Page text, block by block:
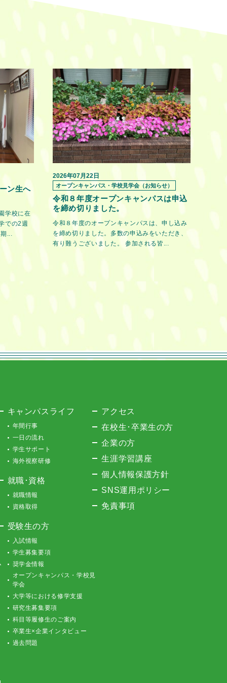
ン生へ
学校に在
での2週
...
2026年07月22日
オープンキャンパス・学校見学会（お知らせ）
令和８年度オープンキャンパスは申込
を締め切りました。
令和８年度のオープンキャンパスは、申し込み
を締め切りました。多数の申込みをいただき、
有り難うございました。 参加される皆...
キャンパスライフ
年間行事
一日の流れ
学生サポート
海外視察研修
就職･資格
就職情報
資格取得
受験生の方
入試情報
学生募集要項
奨学金情報
オープンキャンパス・学校見
学会
大学等における修学支援
研究生募集要項
科目等履修生のご案内
卒業生×企業インタビュー
過去問題
アクセス
在校生･卒業生の方
企業の方
生涯学習講座
個人情報保護方針
SNS運用ポリシー
免責事項